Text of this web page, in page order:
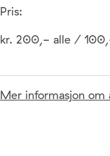
Pris:
kr. 200,- alle /
Mer informasjon om